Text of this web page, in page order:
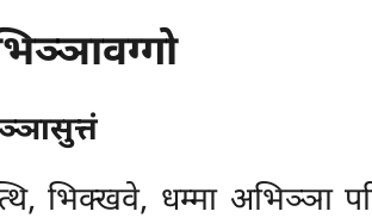
भिक्खवे, धम्मा अभिञ्ञा